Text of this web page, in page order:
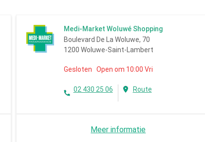
Medi-Market Woluwé Shopping
Boulevard De La Woluwe, 70
1200 Woluwe-Saint-Lambert
Gesloten Open om 10:00 Vri
02 430 25 06 Route
Meer informatie